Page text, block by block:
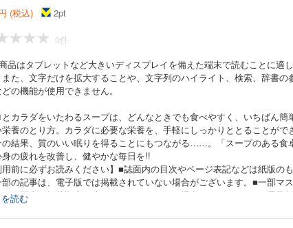
(税込) 2pt
0件
品はタブレットなど大きいディスプレイを備えた端末で読むことに適
また、文字だけを拡大することや、文字列のハイライト、検索、辞書の
の機能が使用できません。
とカラダをいたわるスープは、どんなときでも食べやすく、いちばん簡
養のとり方。カラダに必要な栄養を、手軽にしっかりととることがで
結果、質のいい眠りを得ることにもつながる……。「スープのある食
の疲れを改善し、健やかな毎日を!!
用前に必ずお読みください】■誌面内の目次やページ表記などは紙版の
の記事は、電子版では掲載されていない場合がございます。■一部マ
いる写真、掲載順序が違うページなどがある場合がございます。■電子版
できないプレゼントやアンケート、クーポンなどがございます。以上を
ご購入、ご利用ください。
読む